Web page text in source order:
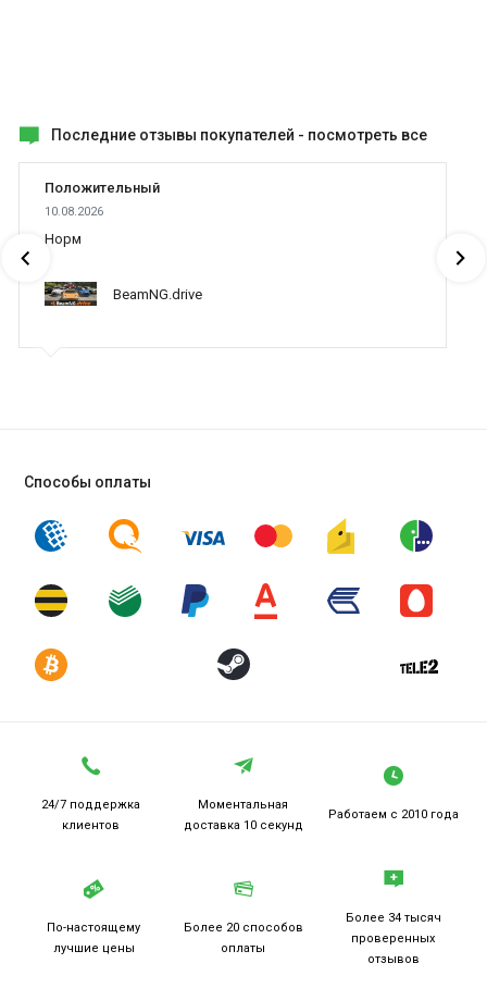
Последние отзывы покупателей - посмотреть все
Положительный
10.08.2026
Норм
BeamNG.drive
Способы оплаты
24/7 поддержка
клиентов
Моментальная
доставка 10 секунд
Работаем с 2010 года
По-настоящему
лучшие цены
Более 20 способов
оплаты
Более 34 тысяч
проверенных
отзывов